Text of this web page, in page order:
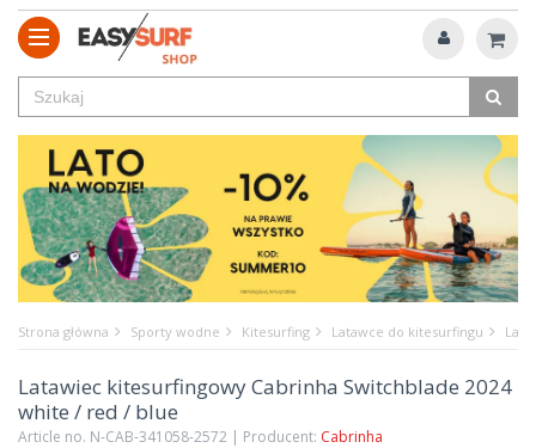
Strona główna Sporty wodne Kitesurfing Latawce do kitesurfingu
Latawiec kitesurfingowy Cabrinha Switchblade 2024
white / red / blue
Article no. N-CAB-341058-2572 | Producent: Cabrinha